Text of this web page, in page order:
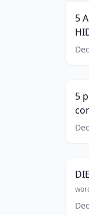
e
5
5
o
seu
5
a